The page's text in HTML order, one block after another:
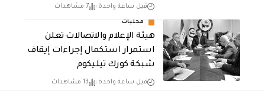
قبل ساعة واحدة 7 مشاهدات
محليات
هيئة الإعلام والاتصالات تعلن
استمرار استكمال إجراءات إيقاف
شبكة كورك تيليكوم
قبل ساعة واحدة 13 مشاهدات